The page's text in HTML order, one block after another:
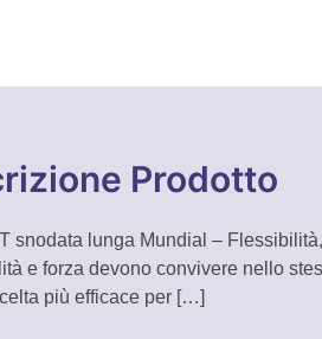
Prodotto
snodata lunga Mundial –
e forza devono convivere nello
più efficace per […]